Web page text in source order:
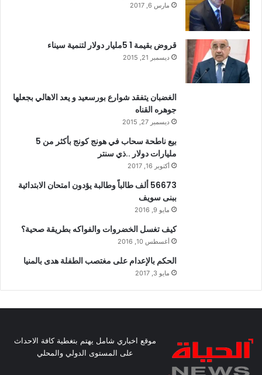
مارس 6, 2017
قروض بقيمة 1 5مليار دولار لتنمية سيناء
ديسمبر 21, 2015
الغضبان يتفقد شوارع بورسعيد و يعد الاهالي بجعلها
جوهره القناه
ديسمبر 27, 2015
بيع ناطحة سحاب في هونج كونج بأكثر من 5
مليارات دولار ..ذي سنتر
أكتوبر 16, 2017
56673 ألف طالباً وطالبة يؤدون امتحان الابتدائية
ببنى سويف
مايو 9, 2016
كيف تغسل الخضروات والفواكه بطريقة صحية؟
أغسطس 10, 2016
الحكم بالإعدام على مغتصب الطفلة هدى بالمنيا
مايو 3, 2017
موقع اخباري شامل يهتم بتغطية كافة الاحداث
على المستوى الدولي والمحلي